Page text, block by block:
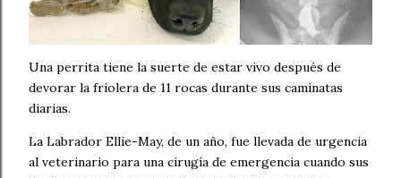
Una perrita tiene la suerte de estar vivo después de
devorar la friolera de 11 rocas durante sus caminatas
diarias.
La Labrador Ellie-May, de un año, fue llevada de urgencia
al veterinario para una cirugía de emergencia cuando sus